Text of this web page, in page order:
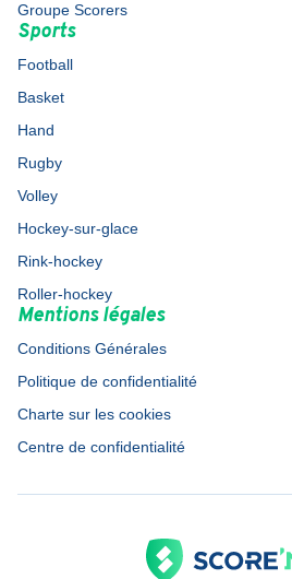
Groupe Scorers
Sports
Football
Basket
Hand
Rugby
Volley
Hockey-sur-glace
Rink-hockey
Roller-hockey
Mentions légales
Conditions Générales
Politique de confidentialité
Charte sur les cookies
Centre de confidentialité